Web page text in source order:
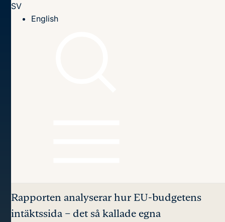
SV
English
Rapporten analyserar hur EU-budgetens
intäktssida – det så kallade egna